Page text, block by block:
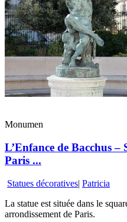
Monumen
L’Enfance de Bacchus
Paris ...
Statues décoratives| Patricia
La statue est située dans le
arrondissement de Paris.